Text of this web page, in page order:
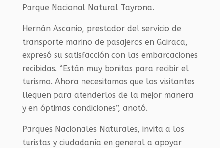
Parque Nacional Natural Tayrona.
Hernán Ascanio, prestador del servicio de
transporte marino de pasajeros en Gairaca,
expresó su satisfacción con las embarcaciones
recibidas. “Están muy bonitas para recibir el
turismo. Ahora necesitamos que los visitantes
lleguen para atenderlos de la mejor manera
y en óptimas condiciones”, anotó.
Parques Nacionales Naturales, invita a los
turistas y ciudadanía en general a apoyar